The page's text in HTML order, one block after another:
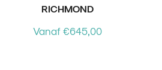
RICHMOND
Vanaf €645,00